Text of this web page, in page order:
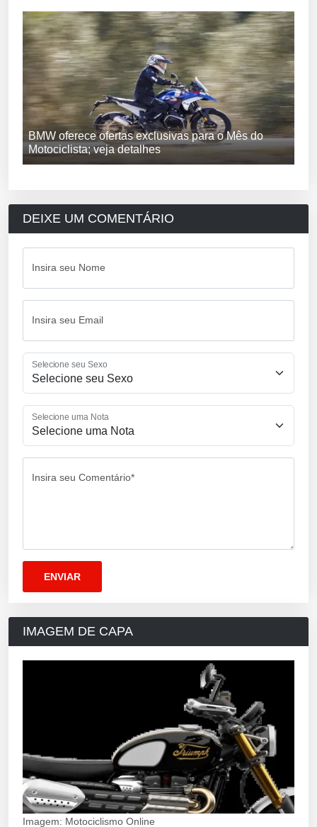
BMW oferece ofertas exclusivas para o Mês do
Motociclista; veja detalhes
DEIXE UM COMENTÁRIO
Insira seu Nome
Insira seu Email
Selecione seu Sexo
Selecione uma Nota
Insira seu Comentário*
IMAGEM DE CAPA
Imagem: Motociclismo Online